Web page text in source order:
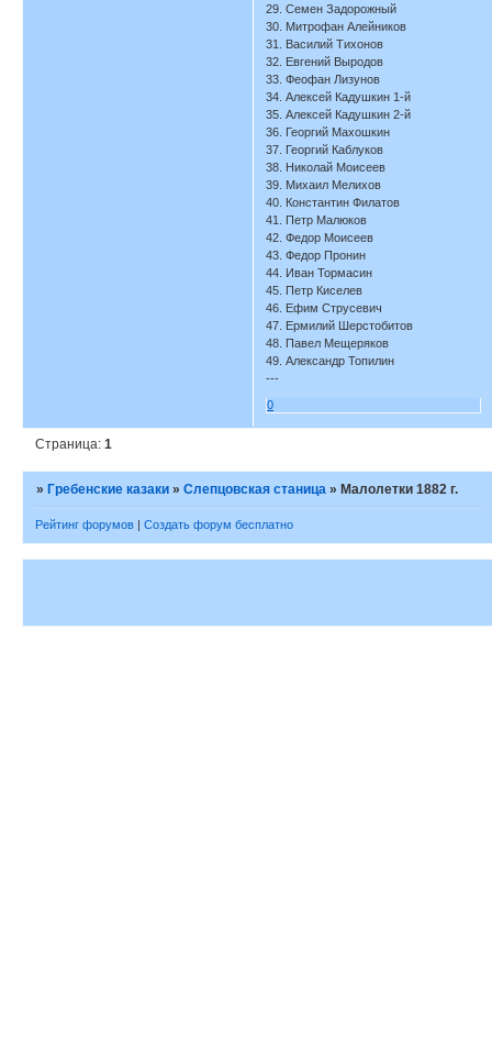
29. Семен Задорожный
30. Митрофан Алейников
31. Василий Тихонов
32. Евгений Выродов
33. Феофан Лизунов
34. Алексей Кадушкин 1-й
35. Алексей Кадушкин 2-й
36. Георгий Махошкин
37. Георгий Каблуков
38. Николай Моисеев
39. Михаил Мелихов
40. Константин Филатов
41. Петр Малюков
42. Федор Моисеев
43. Федор Пронин
44. Иван Тормасин
45. Петр Киселев
46. Ефим Струсевич
47. Ермилий Шерстобитов
48. Павел Мещеряков
49. Александр Топилин
---
0
Страница:1
» Гребенские казаки »Слепцовская станица » Малолетки 1882 г.
Рейтинг форумов | Создать форум бесплатно